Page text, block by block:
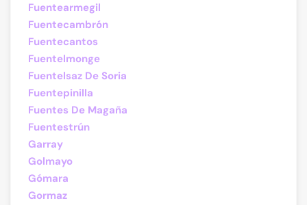
Fuentearmegil
Fuentecambrón
Fuentecantos
Fuentelmonge
Fuentelsaz De Soria
Fuentepinilla
Fuentes De Magaña
Fuentestrún
Garray
Golmayo
Gómara
Gormaz